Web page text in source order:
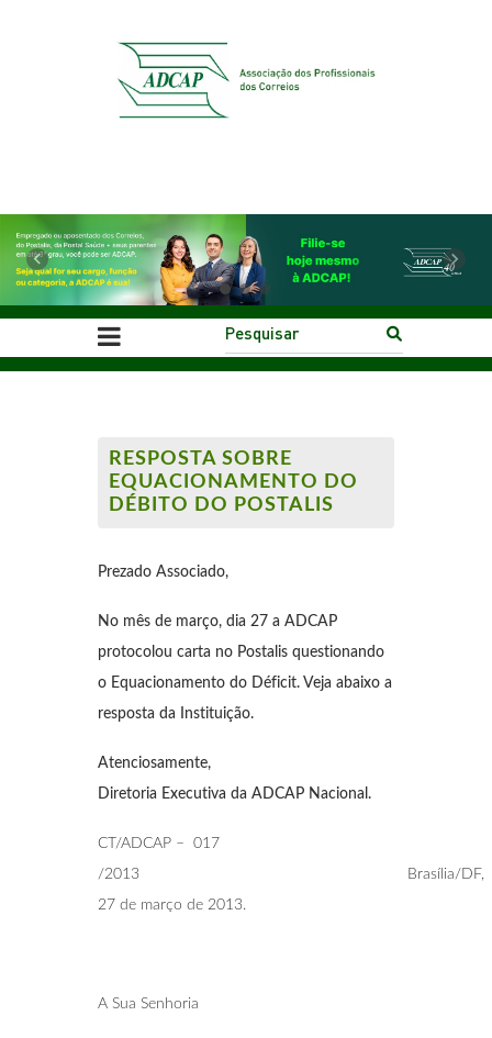
Previous Next
RESPOSTA SOBRE
EQUACIONAMENTO DO
DÉBITO DO POSTALIS
Prezado Associado,
No mês de março, dia 27 a ADCAP
protocolou carta no Postalis questionando
o Equacionamento do Déficit. Veja abaixo a
resposta da Instituição.
Atenciosamente,
Diretoria Executiva da ADCAP Nacional.
CT/ADCAP – 017
/2013 Brasília/DF,
27 de março de 2013.
A Sua Senhoria